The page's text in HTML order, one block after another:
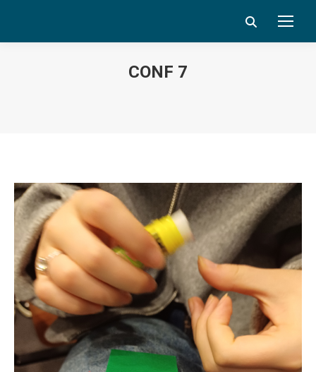
Search:
CONF 7